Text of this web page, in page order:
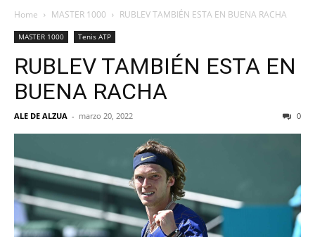
Home MASTER 1000 RUBLEV TAMBIÉN ESTA EN BUENA RACHA
MASTER 1000 Tenis ATP
RUBLEV TAMBIÉN ESTA EN
BUENA RACHA
ALE DE ALZUA - marzo 20, 2022 0